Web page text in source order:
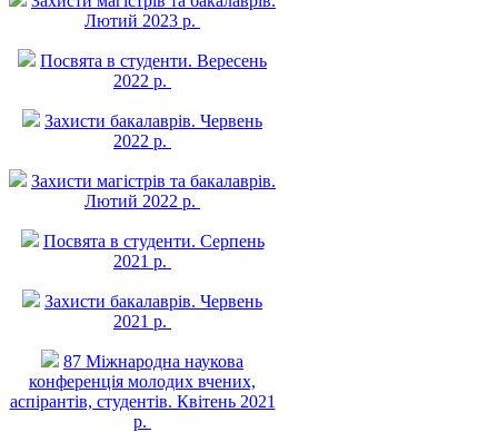
Лютий 2023 р.
Посвята в студенти. Вересень
2022 р.
Захисти бакалаврів. Червень
2022 р.
Захисти магістрів та бакалаврів.
Лютий 2022 р.
Посвята в студенти. Серпень
2021 р.
Захисти бакалаврів. Червень
2021 р.
87 Міжнародна наукова
конференція молодих вчених,
аспірантів, студентів. Квітень 2021
р.